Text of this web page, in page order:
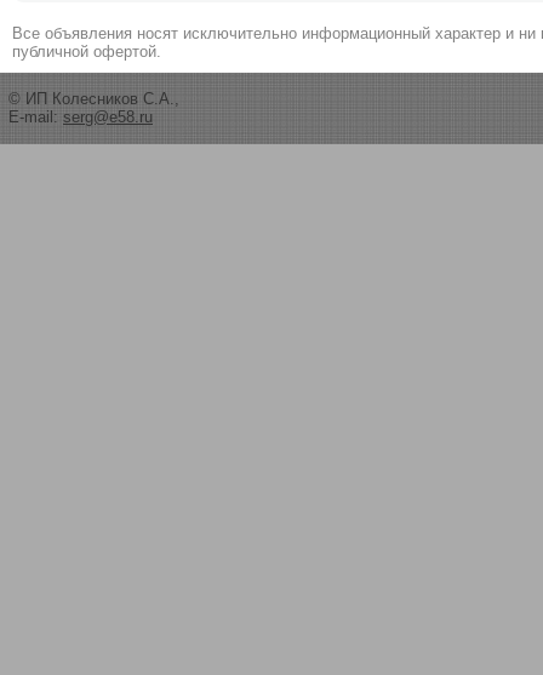
Все объявления носят исключительно информационный характер и ни
публичной офертой.
© ИП Колесников С.А.,
E-mail: serg@e58.ru